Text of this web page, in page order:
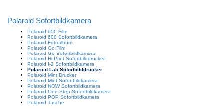
Polaroid Sofortbildkamera
Polaroid 600 Film
Polaroid 600 Sofortbildkamera
Polaroid Fotoalbum
Polaroid Go Film
Polaroid Go Sofortbildkamera
Polaroid Hi-Print Sofortbilddrucker
Polaroid I-2 Sofortbildkamera
Polaroid Lab Sofortbilddrucker
Polaroid Mint Drucker
Polaroid Mint Sofortbildkamera
Polaroid NOW Sofortbildkamera
Polaroid One Step Sofortbildkamera
Polaroid POP Sofortbildkamera
Polaroid Tasche